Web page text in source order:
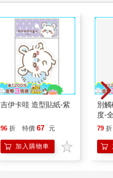
吉伊卡哇 造型貼紙-紫
96 折 特價 67 元
加入購物車
別
度-
79 折